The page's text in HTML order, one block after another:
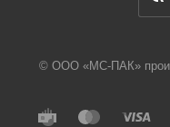
© ООО «МС-ПАК»